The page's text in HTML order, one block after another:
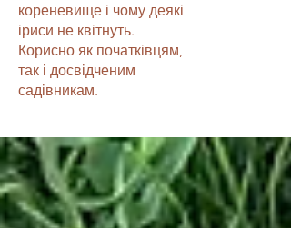
кореневище і чому деякі
іриси не квітнуть.
Корисно як початківцям,
так і досвідченим
садівникам.